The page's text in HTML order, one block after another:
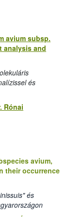
avium subsp.
analysis and
és
Rónai
avium,
their occurrence
és